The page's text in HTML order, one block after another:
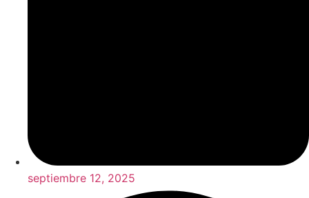
septiembre 12, 2025